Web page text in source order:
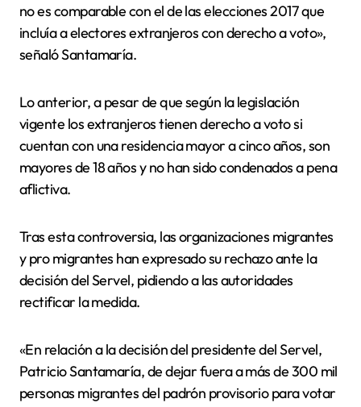
no es comparable con el de las elecciones 2017 que
incluía a electores extranjeros con derecho a voto»,
señaló Santamaría.
Lo anterior, a pesar de que según la legislación
vigente los extranjeros tienen derecho a voto si
cuentan con una residencia mayor a cinco años, son
mayores de 18 años y no han sido condenados a pena
aflictiva.
Tras esta controversia, las organizaciones migrantes
y pro migrantes han expresado su rechazo ante la
decisión del Servel, pidiendo a las autoridades
rectificar la medida.
«En relación a la decisión del presidente del Servel,
Patricio Santamaría, de dejar fuera a más de 300 mil
personas migrantes del padrón provisorio para votar